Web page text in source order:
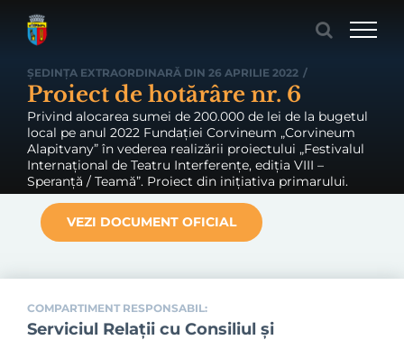
ȘEDINȚA EXTRAORDINARĂ DIN 26 APRILIE 2022 /
Proiect de hotărâre nr. 6
Privind alocarea sumei de 200.000 de lei de la bugetul
local pe anul 2022 Fundației Corvineum „Corvineum
Alapitvany” în vederea realizării proiectului „Festivalul
Internațional de Teatru Interferențe, ediția VIII –
Speranță / Teamă”. Proiect din inițiativa primarului.
VEZI DOCUMENT OFICIAL
COMPARTIMENT RESPONSABIL:
Serviciul Relaţii cu Consiliul şi